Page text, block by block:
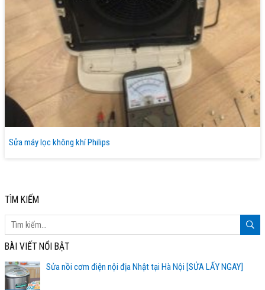
Sửa máy lọc không khí Philips
TÌM KIẾM
BÀI VIẾT NỔI BẬT
Sửa nồi cơm điện nội địa Nhật tại Hà Nội [SỬA LẤY NGAY]